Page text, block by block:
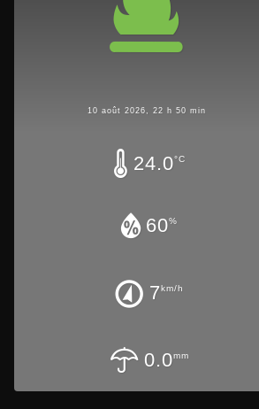
10 août 2026, 22 h 50 min
24.0°C
60%
7km/h
0.0mm